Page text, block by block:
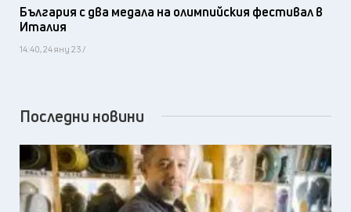
България с два медала на олимпийския фестивал в
Италия
14:40, 24 яну 23 /
Последни новини